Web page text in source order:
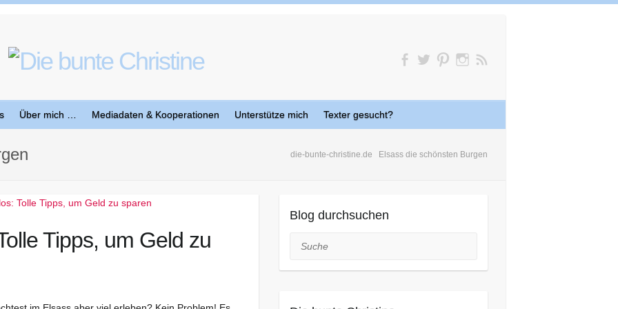
Über mich … Mediadaten & Kooperationen Unterstütze mich Texter gesucht?
die-bunte-christine.de Elsass die schönsten Burgen
Tipps, um Geld zu
Blog durchsuchen
Suche